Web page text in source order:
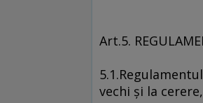
Art.5.
vechi şi la